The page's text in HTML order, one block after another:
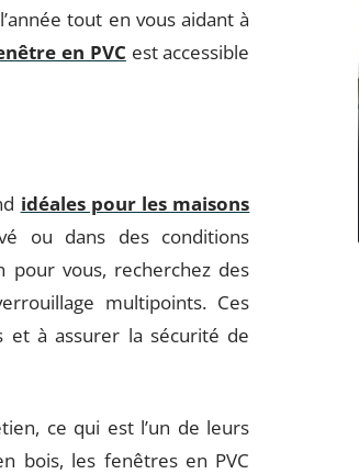
tout en vous aidant à
en PVC est accessible
idéales pour les maisons
ou dans des conditions
pour vous, recherchez des
multipoints. Ces
et à assurer la sécurité de
ce qui est l’un de leurs
bois, les fenêtres en PVC